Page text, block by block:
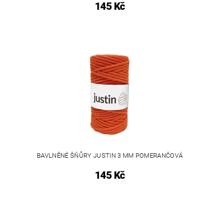
145 Kč
BAVLNĚNÉ ŠŇŮRY JUSTIN 3 MM POMERANČOVÁ
145 Kč